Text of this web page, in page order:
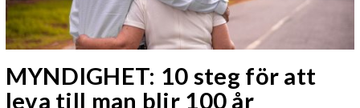
MYNDIGHET: 10 steg för att
leva till man blir 100 år